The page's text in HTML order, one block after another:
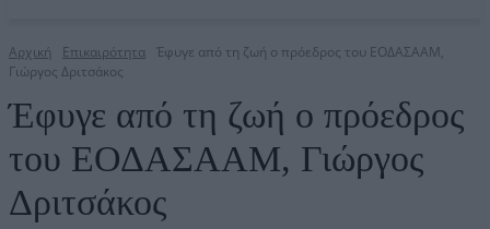
Αρχική Επικαιρότητα Έφυγε από τη ζωή ο πρόεδρος του ΕΟΔΑΣΑΑΜ,
Γιώργος Δριτσάκος
Έφυγε από τη ζωή ο πρόεδρος
του ΕΟΔΑΣΑΑΜ, Γιώργος
Δριτσάκος